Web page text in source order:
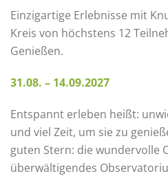
Einzigartige Erlebnisse mit
Kreis von höchstens 12
Genießen.
31.08. – 14.09.2027
Entspannt erleben heißt:
und viel Zeit, um sie zu
guten Stern: die wundervolle
überwältigendes